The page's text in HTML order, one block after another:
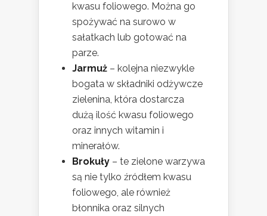
kwasu foliowego. Można go
spożywać na surowo w
sałatkach lub gotować na
parze.
Jarmuż – kolejna niezwykle
bogata w składniki odżywcze
zielenina, która dostarcza
dużą ilość kwasu foliowego
oraz innych witamin i
minerałów.
Brokuły – te zielone warzywa
są nie tylko źródłem kwasu
foliowego, ale również
błonnika oraz silnych